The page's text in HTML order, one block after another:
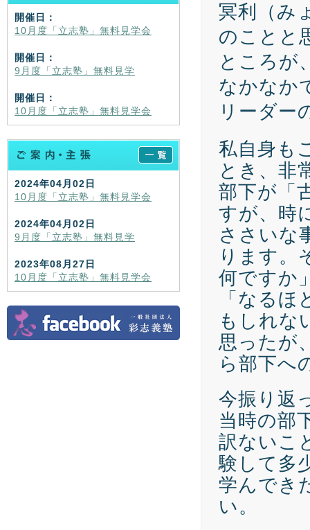
冥利（み
のことと
ところが
なかなか
リーダー
私自身も
とき、非
部下が「
すが、時
ささいな
ります。
何ですか
「なる
もしれな
思ったが
ら部下へ
今振り返
当時の部
訳ないこ
験して多
学んでき
い。
開催日：
10月度「立志塾」無料見学会
開催日：
9月度「立志塾」無料見学
開催日：
10月度「立志塾」無料見学会
2024年04月02日
10月度「立志塾」無料見学会
2024年04月02日
9月度「立志塾」無料見学
2023年08月27日
10月度「立志塾」無料見学会